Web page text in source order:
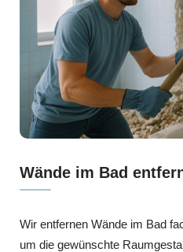
Wände im Bad
Wir entfernen Wände im Bad
um die gewünschte